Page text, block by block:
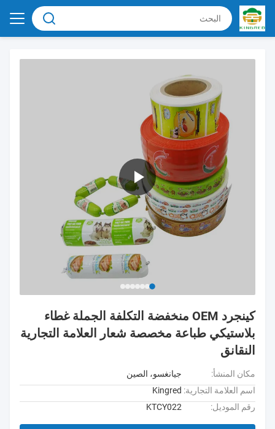
كينجرد OEM منخفضة التكلفة الجملة غطاء
بلاستيكي طباعة مخصصة شعار العلامة التجارية
النقانق
مكان المنشأ:
جيانغسو، الصين
اسم العلامة التجارية: Kingred
رقم الموديل:
KTCY022